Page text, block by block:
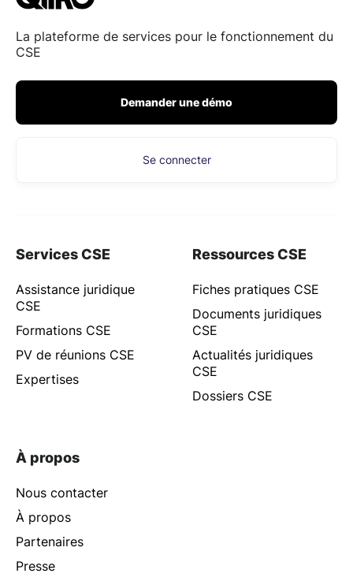
La plateforme de services pour le fonctionnement du
CSE
Demander une démo
Se connecter
Services CSE
Assistance juridique
CSE
Formations CSE
PV de réunions CSE
Expertises
Ressources CSE
Fiches pratiques CSE
Documents juridiques
CSE
Actualités juridiques
CSE
Dossiers CSE
À propos
Nous contacter
À propos
Partenaires
Presse